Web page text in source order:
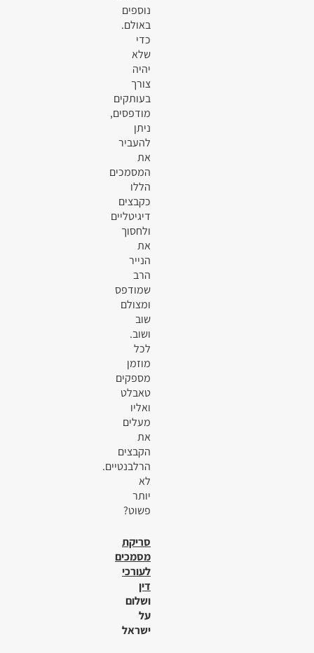
נוספים
באולם.
כדי
שלא
יהיה
צורך
בעותקים
מודפסים,
ניתן
להעביר
את
המסמכים
הללו
כקבצים
דיגיטליים
ולחסוך
את
הנייר
הרב
שמודפס
ומצולם
שוב
ושוב.
לכל
מוזמן
מספקים
טאבלט
ואליו
מעלים
את
הקבצים
הרלבנטיים.
לא
יותר
פשוט?
סריקת
מסמכים
לעורכי
דין
ושלום
על
ישראל